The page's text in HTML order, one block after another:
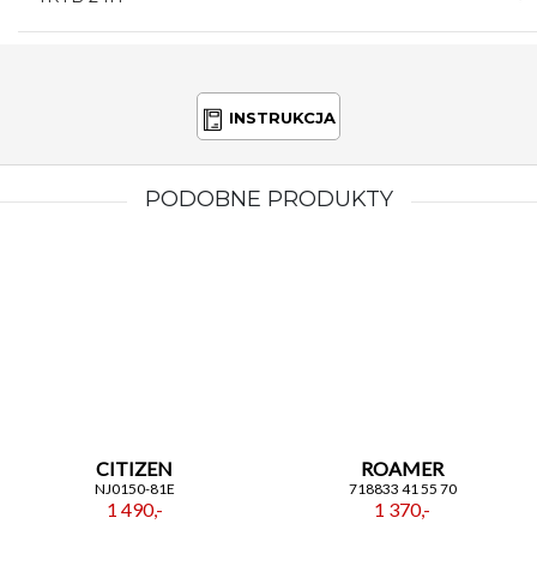
INSTRUKCJA
PODOBNE PRODUKTY
CITIZEN
NJ0150-81E
1 490,-
ROAMER
718833 41 55 70
1 370,-